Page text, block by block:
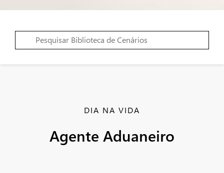
DIA NA VIDA
Agente Aduaneiro